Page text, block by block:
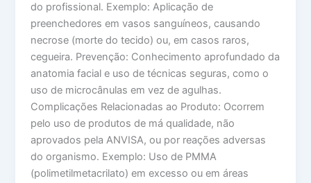
do profissional. Exemplo: Aplicação de
preenchedores em vasos sanguíneos, causando
necrose (morte do tecido) ou, em casos raros,
cegueira. Prevenção: Conhecimento aprofundado da
anatomia facial e uso de técnicas seguras, como o
uso de microcânulas em vez de agulhas.
Complicações Relacionadas ao Produto: Ocorrem
pelo uso de produtos de má qualidade, não
aprovados pela ANVISA, ou por reações adversas
do organismo. Exemplo: Uso de PMMA
(polimetilmetacrilato) em excesso ou em áreas